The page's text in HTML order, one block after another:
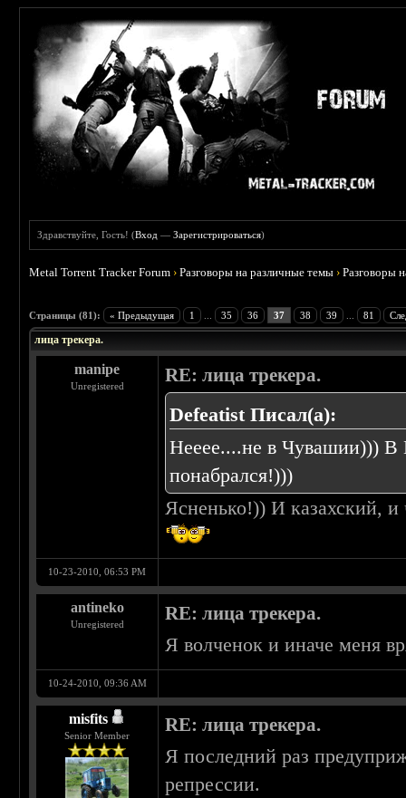
Здравствуйте, Гость! (Вход —Зарегистрироваться)
Metal Torrent Tracker Forum ›Разговоры на различные темы ›Разговоры
Страницы (81): « Предыдущая 1 35 36 37 38 39 81
лица трекера.
manipe
Unregistered
RE: лица трекера.
Defeatist Писал(а):
Нееее....не в Чувашии))) В
понабрался!)))
Ясненько!)) И казахский,
10-23-2010, 06:53 PM
antineko
Unregistered
RE: лица трекера.
Я волченок и иначе меня
10-24-2010, 09:36 AM
misfits
Senior Member
RE: лица трекера.
Я последний раз
репрессии.